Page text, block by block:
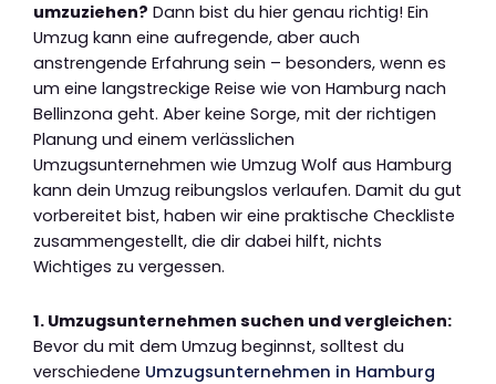
umzuziehen? Dann bist du hier genau richtig! Ein
Umzug kann eine aufregende, aber auch
anstrengende Erfahrung sein – besonders, wenn es
um eine langstreckige Reise wie von Hamburg nach
Bellinzona geht. Aber keine Sorge, mit der richtigen
Planung und einem verlässlichen
Umzugsunternehmen wie Umzug Wolf aus Hamburg
kann dein Umzug reibungslos verlaufen. Damit du gut
vorbereitet bist, haben wir eine praktische Checkliste
zusammengestellt, die dir dabei hilft, nichts
Wichtiges zu vergessen.
1. Umzugsunternehmen suchen und vergleichen:
Bevor du mit dem Umzug beginnst, solltest du
verschiedene Umzugsunternehmen in Hamburg